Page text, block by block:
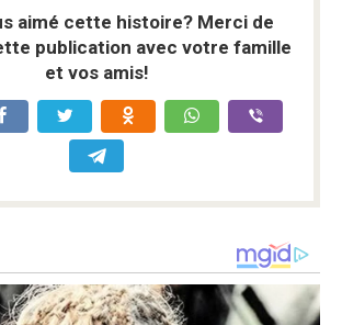
aimé cette histoire? Merci de
publication avec votre famille
et vos amis!